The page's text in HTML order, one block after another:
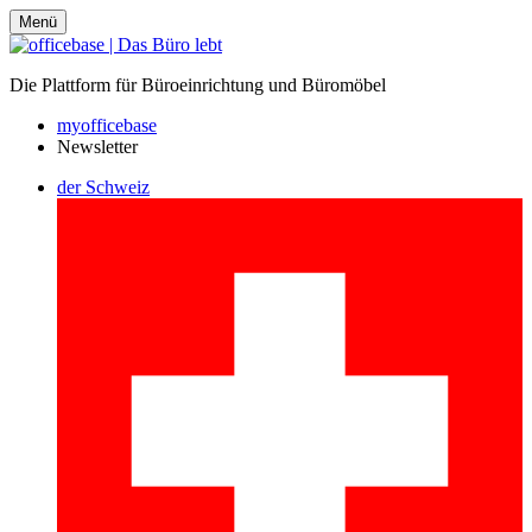
Menü
Die Plattform für Büroeinrichtung und Büromöbel
myofficebase
Newsletter
der Schweiz